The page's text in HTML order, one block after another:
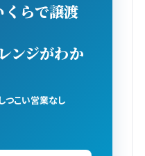
くらで譲渡
ンジがわか
つこい営業なし